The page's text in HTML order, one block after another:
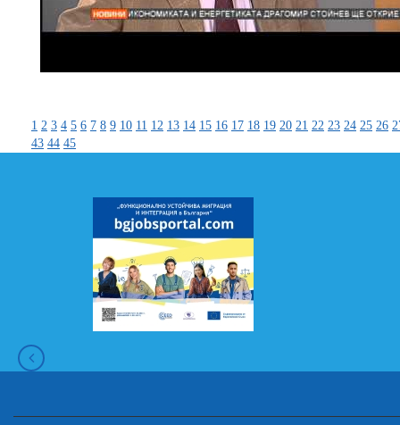
1 2 3 4 5 6 7 8 9 10 11 12 13 14 15 16 17 18 19 20 21 22 23 24 25 26
43 44 45